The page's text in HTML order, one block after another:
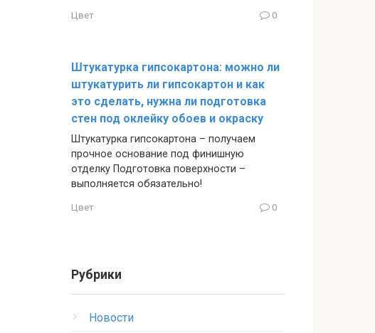
Цвет 0
Штукатурка гипсокартона: можно ли
штукатурить ли гипсокартон и как
это сделать, нужна ли подготовка
стен под оклейку обоев и окраску
Штукатурка гипсокартона – получаем
прочное основание под финишную
отделку Подготовка поверхности –
выполняется обязательно!
Цвет 0
Рубрики
Новости